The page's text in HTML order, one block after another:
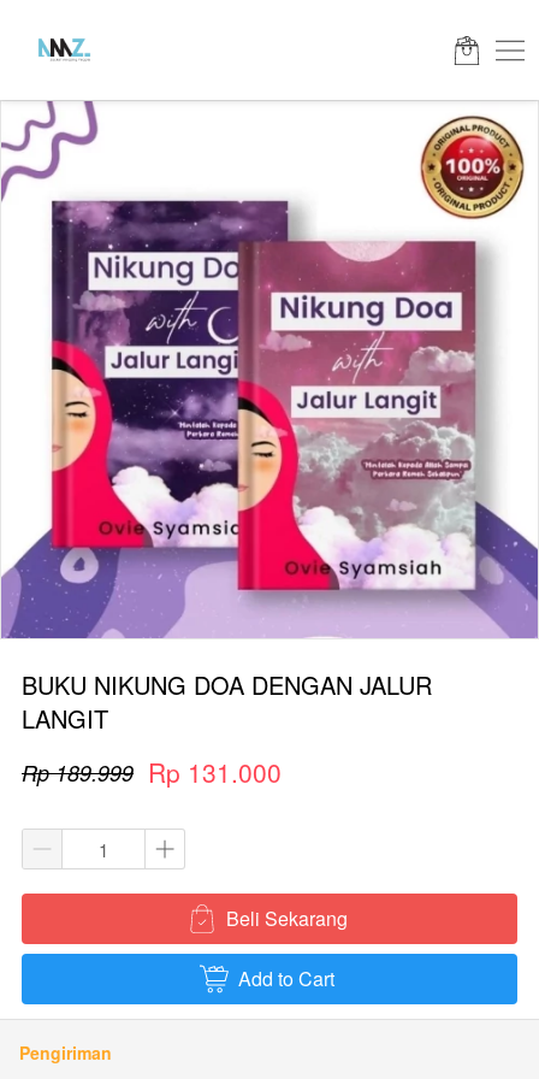
BUKU NIKUNG DOA DENGAN JALUR
LANGIT
Rp 189.999 Rp 131.000
` Beli Sekarang
` Add to Cart
Pengiriman